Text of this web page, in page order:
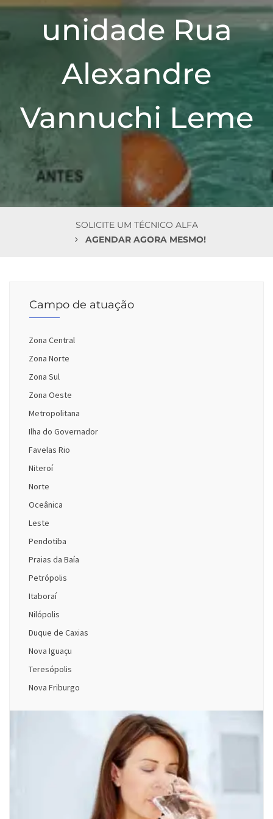
unidade Rua
Alexandre
Vannuchi Leme
SOLICITE UM TÉCNICO ALFA
AGENDAR AGORA MESMO!
Campo de atuação
Zona Central
Zona Norte
Zona Sul
Zona Oeste
Metropolitana
Ilha do Governador
Favelas Rio
Niteroí
Norte
Oceânica
Leste
Pendotiba
Praias da Baía
Petrópolis
Itaboraí
Nilópolis
Duque de Caxias
Nova Iguaçu
Teresópolis
Nova Friburgo